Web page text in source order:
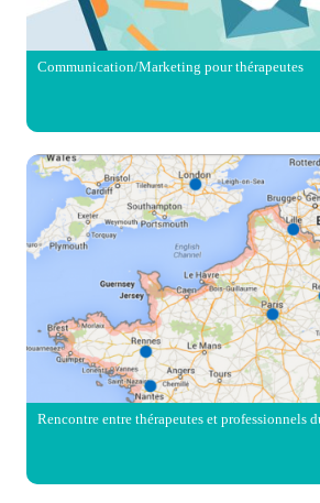
Communication/Marketing pour thérapeutes
Rencontre entre thérapeutes et professionnels